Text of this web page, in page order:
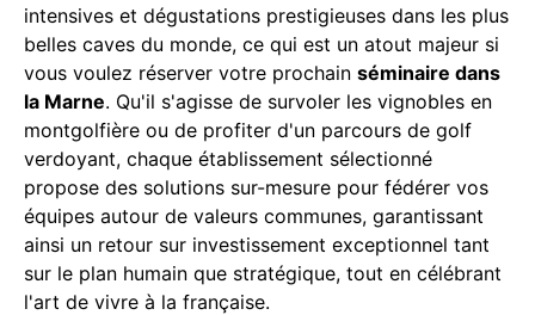
intensives et dégustations prestigieuses dans les plus
belles caves du monde, ce qui est un atout majeur si
vous voulez réserver votre prochain séminaire dans
la Marne. Qu'il s'agisse de survoler les vignobles en
montgolfière ou de profiter d'un parcours de golf
verdoyant, chaque établissement sélectionné
propose des solutions sur-mesure pour fédérer vos
équipes autour de valeurs communes, garantissant
ainsi un retour sur investissement exceptionnel tant
sur le plan humain que stratégique, tout en célébrant
l'art de vivre à la française.